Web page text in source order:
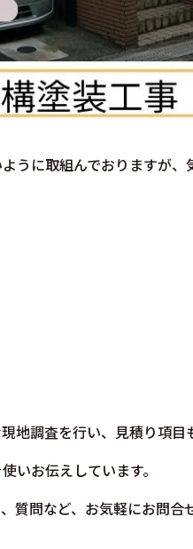
うに取組んでおりますが
地調査を行い、見積り項目
いお伝えしています。
質問など、お気軽にお問合